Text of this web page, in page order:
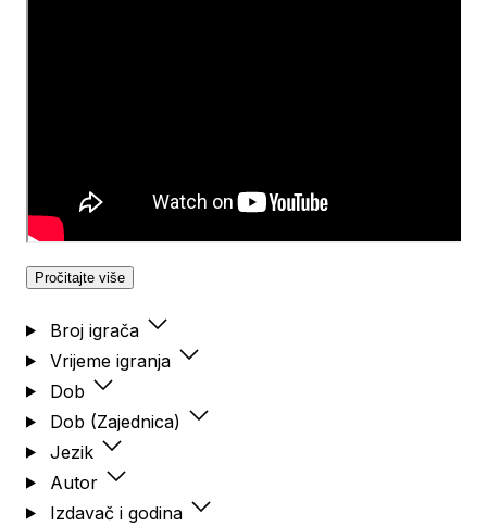
Pročitajte više
Broj igrača
Vrijeme igranja
Dob
Dob (Zajednica)
Jezik
Autor
Izdavač i godina